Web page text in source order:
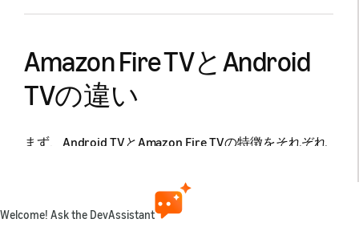
Amazon Fire TVとAndroid
TVの違い
まず、Android TVとAmazon Fire TVの特徴をそれぞれ
とは、TV用に最適化されたAndroidオ
ペレーティングシステムのことです（Lollipop以
Welcome! Ask the DevAssistant